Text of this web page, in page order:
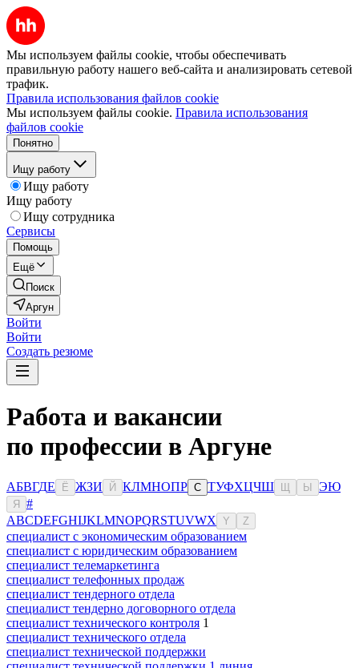
Мы используем файлы cookie, чтобы обеспечивать
правильную работу нашего веб-сайта и анализировать сетевой
трафик.
Правила использования файлов cookie
Мы используем файлы cookie. Правила использования
файлов cookie
Понятно
Ищу работу
Ищу работу
Ищу работу
Ищу сотрудника
Сервисы
Помощь
Ещё
Поиск
Аргун
Войти
Войти
Создать резюме
Работа и вакансии
по профессии в Аргуне
АБВГДЕ Ё ЖЗИ Й КЛМНОПР С ТУФХЦЧШ Ы ЭЮ
Я
#
ABCDEFGHIJKLMNOPQRSTUVWX Y Z
специалист с экономическим образованием
специалист с юридическим образованием
специалист телемаркетинга
специалист телефонных продаж
специалист тендерного отдела
специалист тендерно договорного отдела
специалист технического контроля 1
специалист технического отдела
специалист технической поддержки